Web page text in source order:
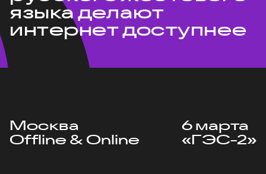
языка делают
интернет доступнее
Москва
Offline & Online
6 марта
«ГЭС-2»